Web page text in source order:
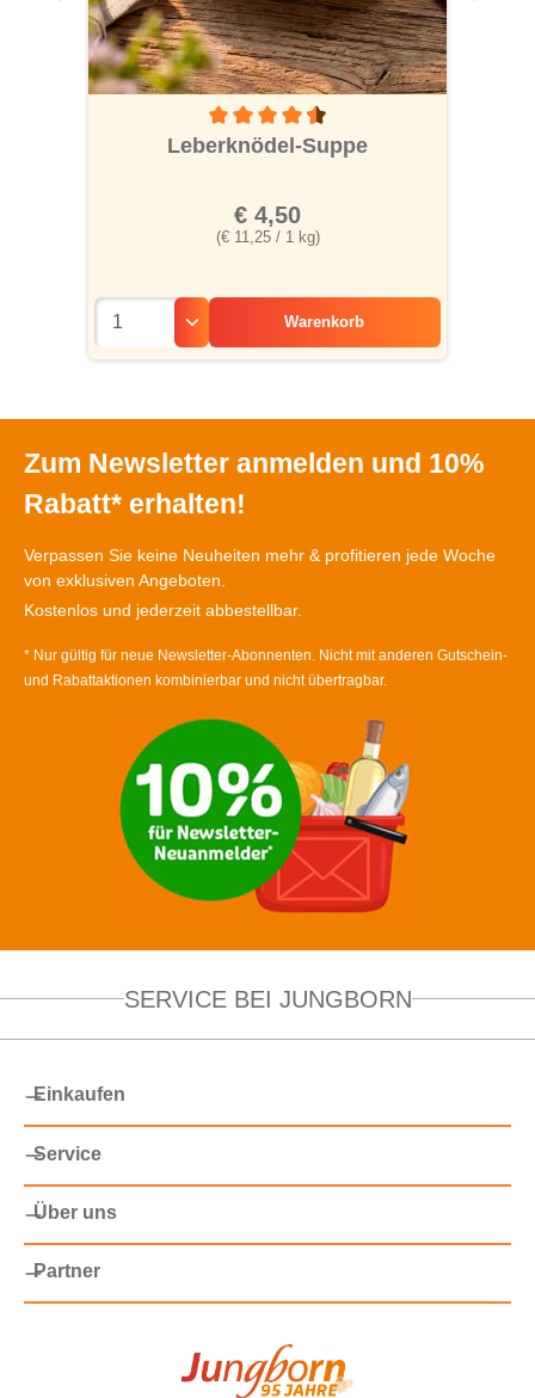
Durchschnittliche Bewertung von 4.5 von 5
Leberknödel-Suppe
(€ 11,25 / 1 kg)
€ 4,50
Warenkorb
Zum Newsletter anmelden und 10%
Rabatt* erhalten!
Verpassen Sie keine Neuheiten mehr & profitieren jede Woche
von exklusiven Angeboten.
Kostenlos und jederzeit abbestellbar.
* Nur gültig für neue Newsletter-Abonnenten. Nicht mit anderen Gutschein-
und Rabattaktionen kombinierbar und nicht übertragbar.
SERVICE BEI JUNGBORN
Einkaufen
Service
Über uns
Partner